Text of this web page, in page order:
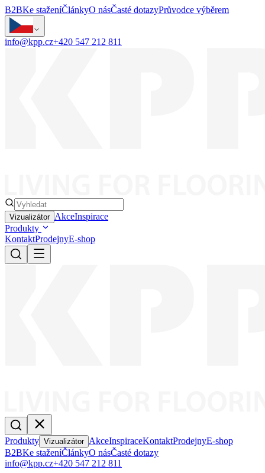
B2BKe staženíČlánkyO násČasté dotazyPrůvodce výběrem
info@kpp.cz+420 547 212 811
Vizualizátor AkceInspirace
Produkty
KontaktProdejnyE-shop
Produkty Vizualizátor AkceInspiraceKontaktProdejnyE-shop
B2BKe staženíČlánkyO násČasté dotazy
info@kpp.cz+420 547 212 811